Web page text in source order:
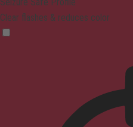
Seizure Safe Profile
Clear flashes & reduces color